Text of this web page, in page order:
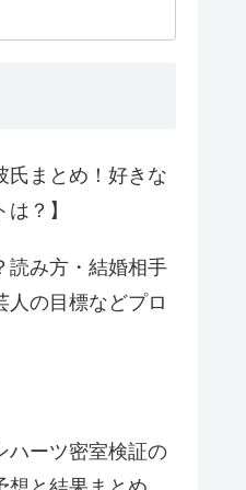
氏まとめ！好きな
？】
読み方・結婚相手
人の目標などプロ
ハーツ密室検証の